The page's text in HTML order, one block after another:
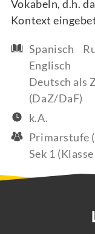
Vokabeln, d.h.
Kontext
Spanisch
Englisch
Deutsch als
(DaZ/DaF)
k.A.
Primarstufe
Sek 1